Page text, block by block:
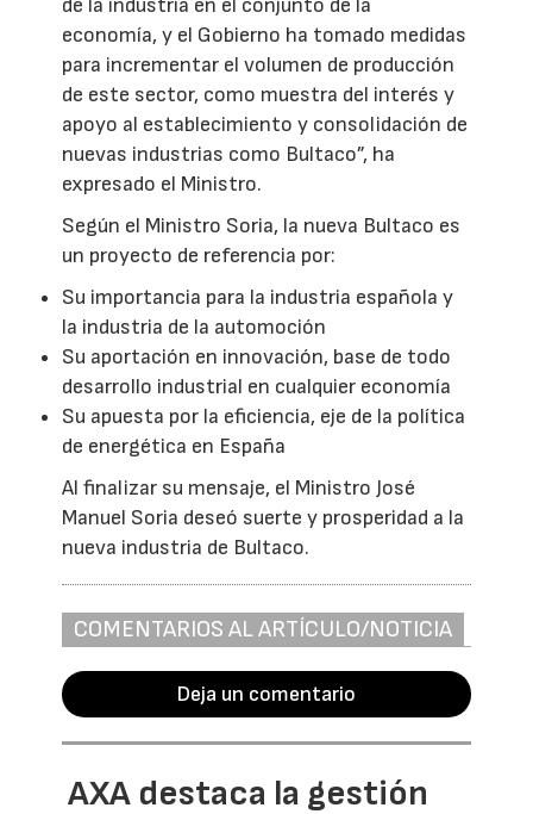
de la industria en el conjunto de la
economía, y el Gobierno ha tomado medidas
para incrementar el volumen de producción
de este sector, como muestra del interés y
apoyo al establecimiento y consolidación de
nuevas industrias como Bultaco”, ha
expresado el Ministro.
Según el Ministro Soria, la nueva Bultaco es
un proyecto de referencia por:
Su importancia para la industria española y
la industria de la automoción
Su aportación en innovación, base de todo
desarrollo industrial en cualquier economía
Su apuesta por la eficiencia, eje de la política
de energética en España
Al finalizar su mensaje, el Ministro José
Manuel Soria deseó suerte y prosperidad a la
nueva industria de Bultaco.
COMENTARIOS AL ARTÍCULO/NOTICIA
Deja un comentario
AXA destaca la gestión